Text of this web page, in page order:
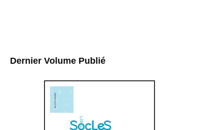
Dernier Volume Publié